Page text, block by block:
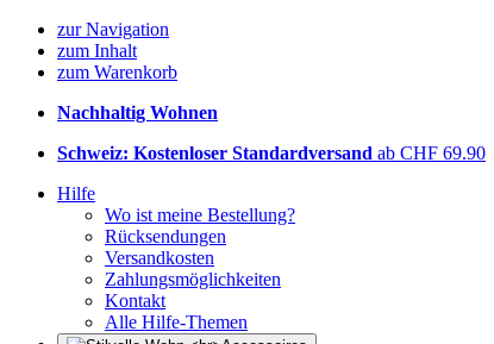
zur Navigation
zum Inhalt
zum Warenkorb
Nachhaltig Wohnen
Schweiz: Kostenloser Standardversand ab CHF 69.90
Hilfe
Wo ist meine Bestellung?
Rücksendungen
Versandkosten
Zahlungsmöglichkeiten
Kontakt
Alle Hilfe-Themen